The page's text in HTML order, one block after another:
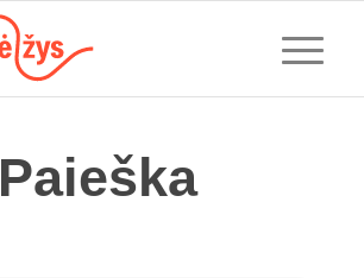
Paieška